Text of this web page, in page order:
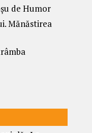
de Humor
Mănăstirea